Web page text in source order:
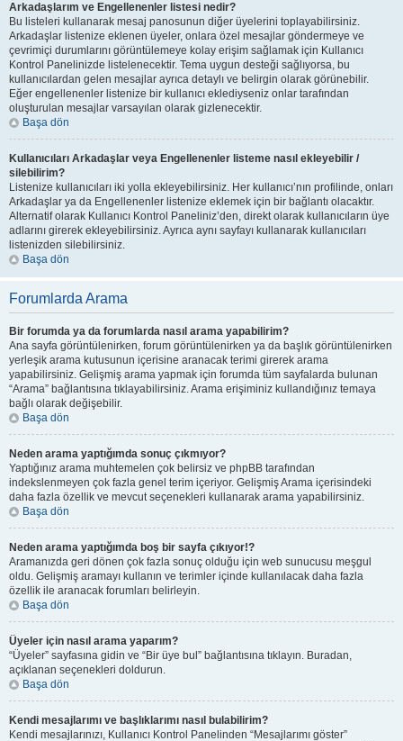
Arkadaşlarım ve Engellenenler listesi nedir?
Bu listeleri kullanarak mesaj panosunun diğer üyelerini toplayabilirsiniz.
Arkadaşlar listenize eklenen üyeler, onlara özel mesajlar göndermeye ve
çevrimiçi durumlarını görüntülemeye kolay erişim sağlamak için Kullanıcı
Kontrol Panelinizde listelenecektir. Tema uygun desteği sağlıyorsa, bu
kullanıcılardan gelen mesajlar ayrıca detaylı ve belirgin olarak görünebilir.
Eğer engellenenler listenize bir kullanıcı eklediyseniz onlar tarafından
oluşturulan mesajlar varsayılan olarak gizlenecektir.
Başa dön
Kullanıcıları Arkadaşlar veya Engellenenler listeme nasıl ekleyebilir /
silebilirim?
Listenize kullanıcıları iki yolla ekleyebilirsiniz. Her kullanıcı’nın profilinde, onları
Arkadaşlar ya da Engellenenler listenize eklemek için bir bağlantı olacaktır.
Alternatif olarak Kullanıcı Kontrol Paneliniz’den, direkt olarak kullanıcıların üye
adlarını girerek ekleyebilirsiniz. Ayrıca aynı sayfayı kullanarak kullanıcıları
listenizden silebilirsiniz.
Başa dön
Forumlarda Arama
Bir forumda ya da forumlarda nasıl arama yapabilirim?
Ana sayfa görüntülenirken, forum görüntülenirken ya da başlık görüntülenirken
yerleşik arama kutusunun içerisine aranacak terimi girerek arama
yapabilirsiniz. Gelişmiş arama yapmak için forumda tüm sayfalarda bulunan
“Arama” bağlantısına tıklayabilirsiniz. Arama erişiminiz kullandığınız temaya
bağlı olarak değişebilir.
Başa dön
Neden arama yaptığımda sonuç çıkmıyor?
Yaptığınız arama muhtemelen çok belirsiz ve phpBB tarafından
indekslenmeyen çok fazla genel terim içeriyor. Gelişmiş Arama içerisindeki
daha fazla özellik ve mevcut seçenekleri kullanarak arama yapabilirsiniz.
Başa dön
Neden arama yaptığımda boş bir sayfa çıkıyor!?
Aramanızda geri dönen çok fazla sonuç olduğu için web sunucusu meşgul
oldu. Gelişmiş aramayı kullanın ve terimler içinde kullanılacak daha fazla
özellik ile aranacak forumları belirleyin.
Başa dön
Üyeler için nasıl arama yaparım?
“Üyeler” sayfasına gidin ve “Bir üye bul” bağlantısına tıklayın. Buradan,
açıklanan seçenekleri doldurun.
Başa dön
Kendi mesajlarımı ve başlıklarımı nasıl bulabilirim?
Kendi mesajlarınızı, Kullanıcı Kontrol Panelinden “Mesajlarımı göster”